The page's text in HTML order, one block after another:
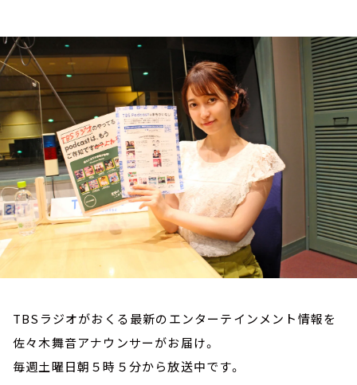
TBSラジオがおくる最新のエンターテインメント情報を
佐々木舞音アナウンサーがお届け。
毎週土曜日朝５時５分から放送中です。